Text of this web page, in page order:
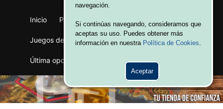
Inicio Productos Juegos de mesa
Juegos de cartas Merchandising Ofertas
Última oportunidad Wargames
navegación.
Si continúas navegando, consideramos que
aceptas su uso. Puedes obtener más
información en nuestra Política de Cookies.
Aceptar